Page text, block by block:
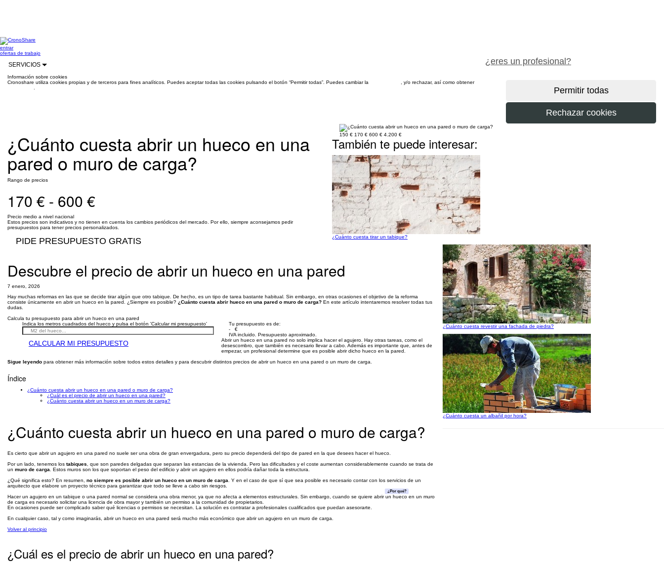
entrar
¿eres un profesional?
ofertas de trabajo
SERVICIOS
Información sobre cookies
Cronoshare utiliza cookies propias y de terceros para fines analíticos. Puedes aceptar todas las cookies pulsando el botón “Permitir todas”. Puedes cambiar la
, y/o rechazar, así como obtener
¿Cuánto cuesta abrir un hueco en una
pared o muro de carga?
Rango de precios
170 € - 600 €
Precio medio a nivel nacional
Estos precios son indicativos y no tienen en cuenta los cambios periódicos del mercado. Por ello, siempre aconsejamos pedir
presupuestos para tener precios personalizados.
PIDE PRESUPUESTO GRATIS
150 € 170 € 600 € 4.200 €
Descubre el precio de abrir un hueco en una pared
7 enero, 2026
Hay muchas reformas en las que se decide tirar algún que otro tabique. De hecho, es un tipo de tarea bastante habitual. Sin embargo, en otras ocasiones el objetivo de la reforma
consiste únicamente en abrir un hueco en la pared. ¿Siempre es posible? ¿Cuánto cuesta abrir hueco en una pared o muro de carga? En este artículo intentaremos resolver todas tus
dudas.
Calcula tu presupuesto para abrir un hueco en una pared
Indica los metros cuadrados del hueco y pulsa el botón 'Calcular mi presupuesto'
CALCULAR MI PRESUPUESTO
Tu presupuesto es de:
- €
IVA incluido. Presupuesto aproximado.
Abrir un hueco en una pared no solo implica hacer el agujero. Hay otras tareas, como el
desescombro, que también es necesario llevar a cabo. Además es importante que, antes de
empezar, un profesional determine que es posible abrir dicho hueco en la pared.
Sigue leyendo para obtener más información sobre todos estos detalles y para descubrir distintos precios de abrir un hueco en una pared o un muro de carga.
Índice
¿Cuánto cuesta abrir un hueco en una pared o muro de carga?
¿Cuál es el precio de abrir un hueco en una pared?
¿Cuánto cuesta abrir un hueco en un muro de carga?
¿Cuánto cuesta abrir un hueco en una pared o muro de carga?
Es cierto que abrir un agujero en una pared no suele ser una obra de gran envergadura, pero su precio dependerá del tipo de pared en la que desees hacer el hueco.
Por un lado, tenemos los tabiques , que son paredes delgadas que separan las estancias de la vivienda. Pero las dificultades y el coste aumentan considerablemente cuando se trata de
un muro de carga . Estos muros son los que soportan el peso del edificio y abrir un agujero en ellos podría dañar toda la estructura.
¿Qué significa esto? En resumen, no siempre es posible abrir un hueco en un muro de carga . Y en el caso de que sí que sea posible es necesario contar con los servicios de un
arquitecto que elabore un proyecto técnico para garantizar que todo se lleve a cabo sin riesgos.
¿Por qué?
Hacer un agujero en un tabique o una pared normal se considera una obra menor, ya que no afecta a elementos estructurales. Sin embargo, cuando se quiere abrir un hueco en un muro
de carga es necesario solicitar una licencia de obra mayor y también un permiso a la comunidad de propietarios.
En ocasiones puede ser complicado saber qué licencias o permisos se necesitan. La solución es contratar a profesionales cualificados que puedan asesorarte.
En cualquier caso, tal y como imaginarás, abrir un hueco en una pared será mucho más económico que abrir un agujero en un muro de carga.
Volver al principio
¿Cuál es el precio de abrir un hueco en una pared?
También te puede interesar:
¿Cuánto cuesta tirar un tabique?
¿Cuánto cuesta revestir una fachada de piedra?
¿Cuánto cuesta un albañil por hora?